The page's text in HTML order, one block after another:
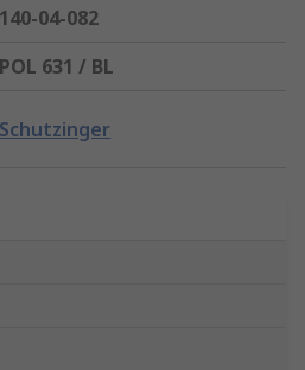
140-04-082
POL 631 / BL
Schutzinger